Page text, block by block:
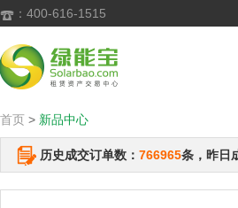
 ：400-616-1515
首页 > 新品中心
历史成交订单数： 766965条，昨日